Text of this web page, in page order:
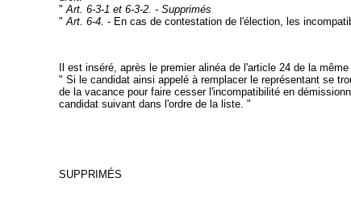
"Art. 6-3-1 et 6-3-2. - Supprimés
"Art. 6-4. - En cas de contestation de l'élection, les
Il est inséré, après le premier alinéa de l'article 24 de la
" Si le candidat ainsi appelé à remplacer le représentant se
de la vacance pour faire cesser l'incompatibilité en
candidat suivant dans l'ordre de la liste. "
SUPPRIMÉS